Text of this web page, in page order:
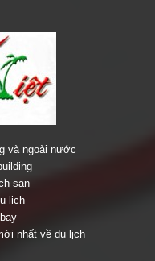
và ngoài nước
sạn
lịch
nhất về du lịch